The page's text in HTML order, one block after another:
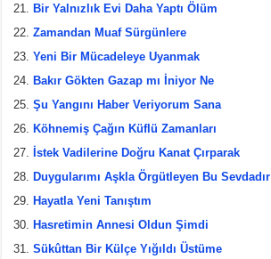
Bir Yalnızlık Evi Daha Yaptı Ölüm
Zamandan Muaf Sürgünlere
Yeni Bir Mücadeleye Uyanmak
Bakır Gökten Gazap mı İniyor Ne
Şu Yangını Haber Veriyorum Sana
Köhnemiş Çağın Küflü Zamanları
İstek Vadilerine Doğru Kanat Çırparak
Duygularımı Aşkla Örgütleyen Bu Sevdadır
Hayatla Yeni Tanıştım
Hasretimin Annesi Oldun Şimdi
Sükûttan Bir Külçe Yığıldı Üstüme